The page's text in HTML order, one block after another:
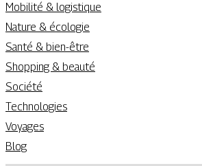
Mobilité & logistique
Nature & écologie
Santé & bien-être
Shopping & beauté
Société
Technologies
Voyages
Blog